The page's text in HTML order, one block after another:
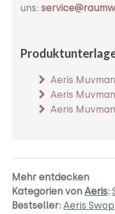
uns:
Aeris
Aeris
Aeris
Mehr entdecken
Kategorien von Aeris:
Bestseller: Aeris